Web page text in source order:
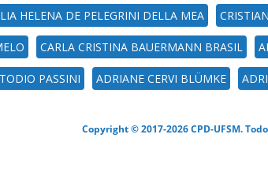
HELENA DE PELEGRINI DELLA MEA
CARLA CRISTINA BAUERMANN BRASIL
PASSINI ADRIANE CERVI BLÜMKE
Copyright © 2017-2026 CPD-UFSM.